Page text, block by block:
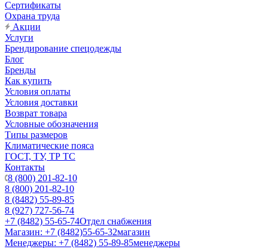
Сертификаты
Охрана труда
Акции
Услуги
Брендирование спецодежды
Блог
Бренды
Как купить
Условия оплаты
Условия доставки
Возврат товара
Условные обозначения
Типы размеров
Климатические пояса
ГОСТ, ТУ, ТР ТС
Контакты
8 (800) 201-82-10
8 (800) 201-82-10
8 (8482) 55-89-85
8 (927) 727-56-74
+7 (8482) 55-65-74Отдел снабжения
Магазин: +7 (8482)55-65-32магазин
Менеджеры: +7 (8482) 55-89-85менеджеры